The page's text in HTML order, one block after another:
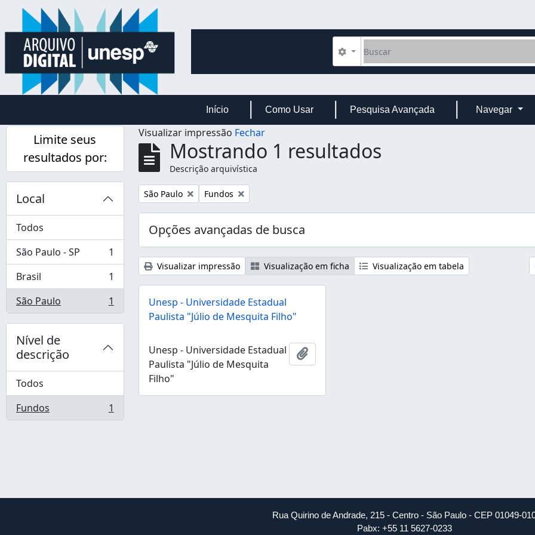
Skip to main content
Buscar
Opções de busca
Início Como Usar Pesquisa Avançada Navegar
Limite seus
resultados por:
Local
Todos
São Paulo - SP
, 1 resultados
1
Brasil
, 1 resultados
1
São Paulo
, 1 resultados 1
Nível de
descrição
Todos
Fundos
, 1 resultados 1
Visualizar impressão Fechar
Mostrando 1 resultados
Descrição arquivística
Remover filtro:
São Paulo Remover filtro:
Fundos
Opções avançadas de busca
Visualizar impressão Visualização em ficha Visualização em tabela
Unesp - Universidade Estadual
Paulista "Júlio de Mesquita Filho"
Unesp - Universidade Estadual
Paulista "Júlio de Mesquita
Filho"
Adicionar a área de transferência
Rua Quirino de Andrade, 215 - Centro - São Paulo - CEP 01049-
Pabx: +55 11 5627-0233